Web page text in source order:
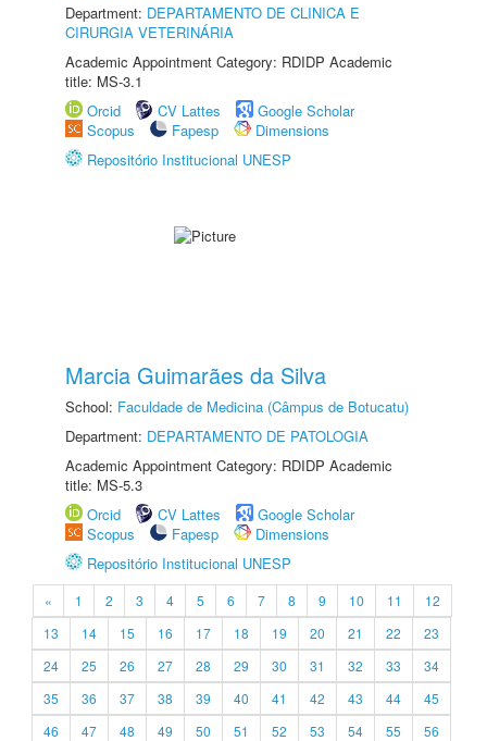
Department: DEPARTAMENTO DE CLINICA E
CIRURGIA VETERINÁRIA
Academic Appointment Category: RDIDP Academic
title: MS-3.1
Orcid
CV Lattes
Google Scholar
Scopus
Fapesp
Dimensions
Repositório Institucional UNESP
Marcia Guimarães da Silva
School: Faculdade de Medicina (Câmpus de Botucatu)
Department: DEPARTAMENTO DE PATOLOGIA
Academic Appointment Category: RDIDP Academic
title: MS-5.3
Orcid
CV Lattes
Google Scholar
Scopus
Fapesp
Dimensions
Repositório Institucional UNESP
« 1 2 3 4 5 6 7 8 9 10 11
12
13
14 15 16 17 18 19 20 21 22
23
24
25 26 27 28 29 30 31 32 33
34
35
36 37 38 39 40 41 42 43 44
45
46
47 48 49 50 51 52 53 54 55
56